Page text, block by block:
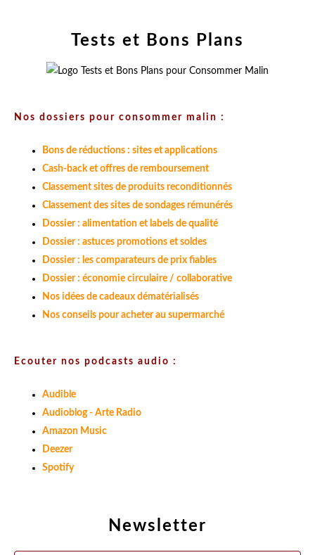
Newsletter
Tests et Bons Plans
Nos dossiers pour consommer malin :
Bons de réductions : sites et applications
Cash-back et offres de remboursement
Classement sites de produits reconditionnés
Classement des sites de sondages rémunérés
Dossier : alimentation et labels de qualité
Dossier : astuces promotions et soldes
Dossier : les comparateurs de prix fiables
Dossier : économie circulaire / collaborative
Nos idées de cadeaux dématérialisés
Nos conseils pour acheter au supermarché
Ecouter nos podcasts audio :
Audible
Audioblog - Arte Radio
Amazon Music
Deezer
Spotify